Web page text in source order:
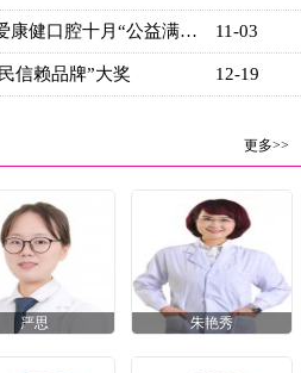
11-03
明眸皓齿健康行系列|希玛爱康健口腔十月“公益满金秋
12-19
信赖品牌”大奖
更多>>
严思 朱艳秀